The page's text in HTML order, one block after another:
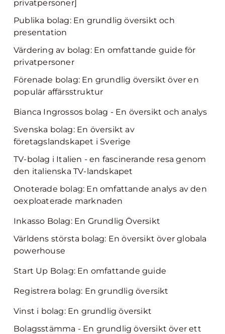
privatpersoner]
Publika bolag: En grundlig översikt och
presentation
Värdering av bolag: En omfattande guide för
privatpersoner
Förenade bolag: En grundlig översikt över en
populär affärsstruktur
Bianca Ingrossos bolag - En översikt och analys
Svenska bolag: En översikt av
företagslandskapet i Sverige
TV-bolag i Italien - en fascinerande resa genom
den italienska TV-landskapet
Onoterade bolag: En omfattande analys av den
oexploaterade marknaden
Inkasso Bolag: En Grundlig Översikt
Världens största bolag: En översikt över globala
powerhouse
Start Up Bolag: En omfattande guide
Registrera bolag: En grundlig översikt
Vinst i bolag: En grundlig översikt
Bolagsstämma - En grundlig översikt över ett